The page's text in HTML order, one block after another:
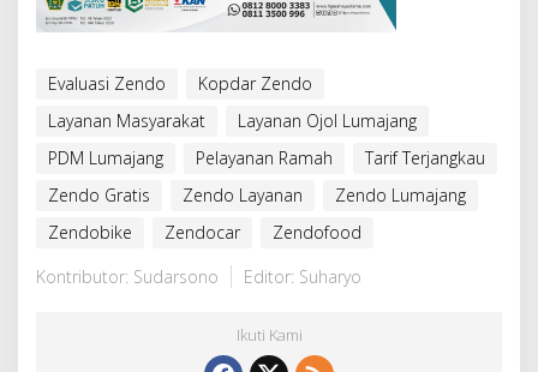
Evaluasi Zendo
Kopdar Zendo
Layanan Masyarakat
Layanan Ojol Lumajang
PDM Lumajang
Pelayanan Ramah
Tarif Terjangkau
Zendo Gratis
Zendo Layanan
Zendo Lumajang
Zendobike
Zendocar
Zendofood
Kontributor: Sudarsono
Editor: Suharyo
Ikuti Kami